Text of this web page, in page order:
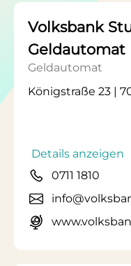
Volksbank
Geldautomat
Geldautomat
Königstraße 23 |
Details anzeigen
0711 1810